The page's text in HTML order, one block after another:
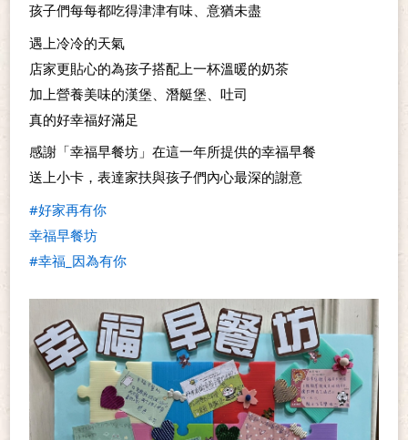
孩子們每每都吃得津津有味、意猶未盡
遇上冷冷的天氣
店家更貼心的為孩子搭配上一杯溫暖的奶茶
加上營養美味的漢堡、潛艇堡、吐司
真的好幸福好滿足
感謝「幸福早餐坊」在這一年所提供的幸福早餐
送上小卡，表達家扶與孩子們內心最深的謝意
#好家再有你
幸福早餐坊
#幸福_因為有你